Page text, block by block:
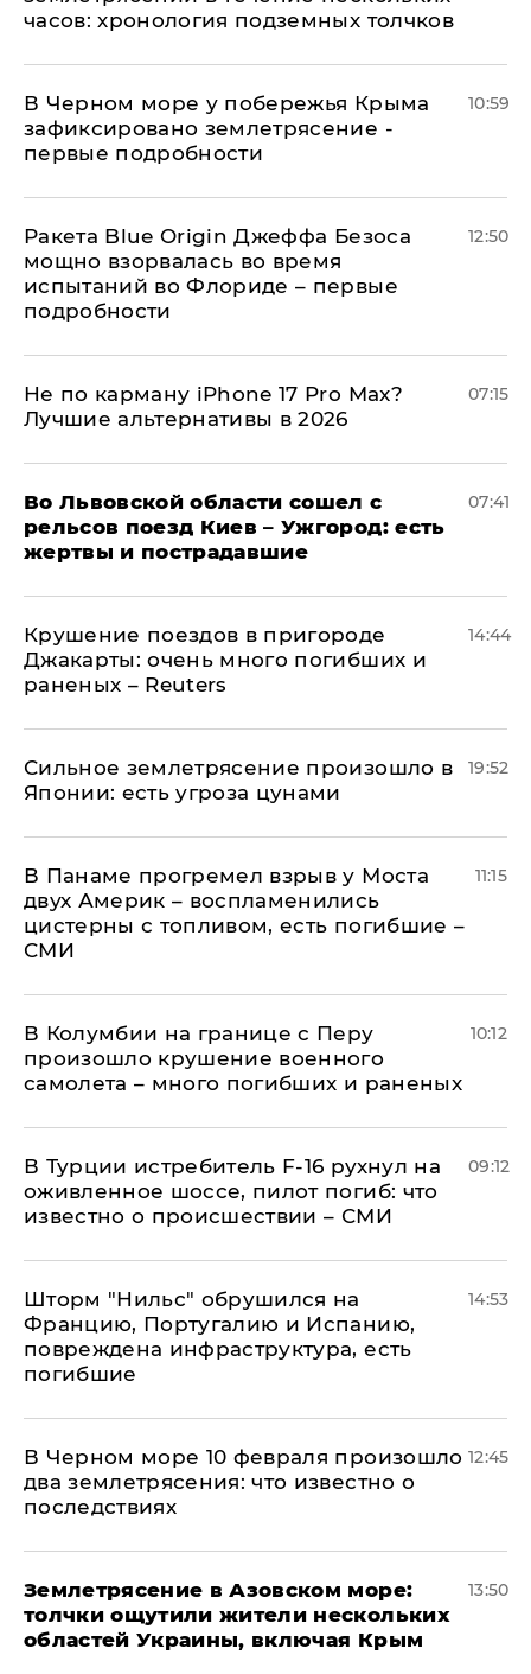
часов: хронология подземных толчков
В Черном море у побережья Крыма
зафиксировано землетрясение -
первые подробности
10:59
Ракета Blue Origin Джеффа Безоса
мощно взорвалась во время
испытаний во Флориде – первые
подробности
12:50
Не по карману iPhone 17 Pro Max?
Лучшие альтернативы в 2026
07:15
Во Львовской области сошел с
рельсов поезд Киев – Ужгород: есть
жертвы и пострадавшие
07:41
Крушение поездов в пригороде
Джакарты: очень много погибших и
раненых – Reuters
14:44
Сильное землетрясение произошло в
Японии: есть угроза цунами
19:52
В Панаме прогремел взрыв у Моста
двух Америк – воспламенились
цистерны с топливом, есть погибшие –
СМИ
11:15
В Колумбии на границе с Перу
произошло крушение военного
самолета – много погибших и раненых
10:12
В Турции истребитель F-16 рухнул на
оживленное шоссе, пилот погиб: что
известно о происшествии – СМИ
09:12
Шторм "Нильс" обрушился на
Францию, Португалию и Испанию,
повреждена инфраструктура, есть
погибшие
14:53
В Черном море 10 февраля произошло
два землетрясения: что известно о
последствиях
12:45
Землетрясение в Азовском море:
толчки ощутили жители нескольких
областей Украины, включая Крым
13:50